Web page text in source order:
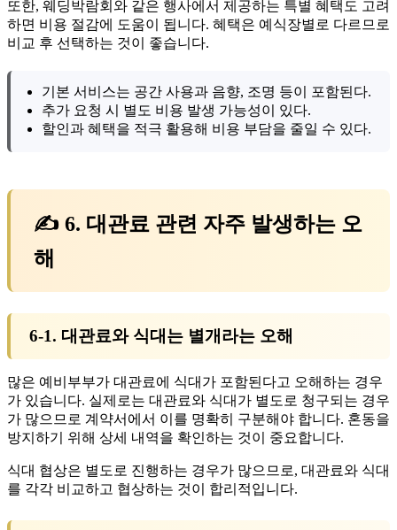
또한, 웨딩박람회와 같은 행사에서 제공하는 특별 혜택도 고려
하면 비용 절감에 도움이 됩니다. 혜택은 예식장별로 다르므로
비교 후 선택하는 것이 좋습니다.
기본 서비스는 공간 사용과 음향, 조명 등이 포함된다.
추가 요청 시 별도 비용 발생 가능성이 있다.
할인과 혜택을 적극 활용해 비용 부담을 줄일 수 있다.
✍ 6. 대관료 관련 자주 발생하는 오
해
6-1. 대관료와 식대는 별개라는 오해
많은 예비부부가 대관료에 식대가 포함된다고 오해하는 경우
가 있습니다. 실제로는 대관료와 식대가 별도로 청구되는 경우
가 많으므로 계약서에서 이를 명확히 구분해야 합니다. 혼동을
방지하기 위해 상세 내역을 확인하는 것이 중요합니다.
식대 협상은 별도로 진행하는 경우가 많으므로, 대관료와 식대
를 각각 비교하고 협상하는 것이 합리적입니다.